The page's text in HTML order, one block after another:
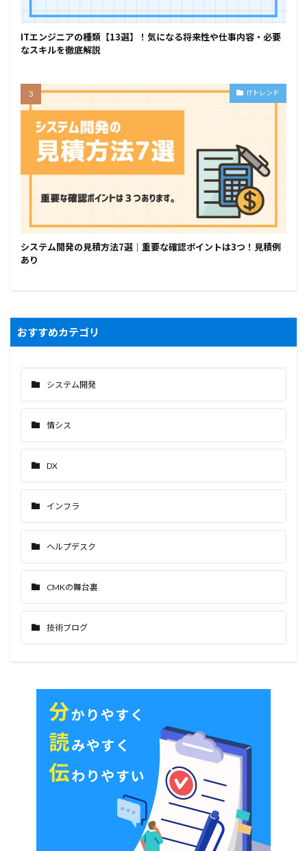
ITエンジニアの種類【13選】！気になる将来性や仕事内容・必要
なスキルを徹底解説
ITトレンド
システム開発の見積方法7選｜重要な確認ポイントは3つ！見積例
あり
おすすめカテゴリ
システム開発
情シス
DX
インフラ
ヘルプデスク
CMKの舞台裏
技術ブログ